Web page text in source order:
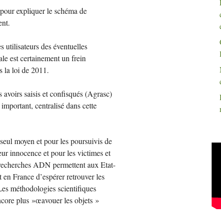
expliquer le schéma de
utilisateurs des éventuelles
est certainement un frein
la loi de 2011.
avoirs saisis et confisqués (Agrasc)
centralisé dans cette
moyen et pour les poursuivis de
innocence et pour les victimes et
ADNpermettent aux Etat-
France d’espérer retrouver les
méthodologies scientifiques
plus »œavouer les objets »